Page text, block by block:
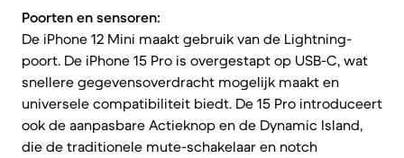
Poorten en sensoren:
De iPhone 12 Mini maakt gebruik van de Lightning-
poort. De iPhone 15 Pro is overgestapt op USB-C, wat
snellere gegevensoverdracht mogelijk maakt en
universele compatibiliteit biedt. De 15 Pro introduceert
ook de aanpasbare Actieknop en de Dynamic Island,
die de traditionele mute-schakelaar en notch